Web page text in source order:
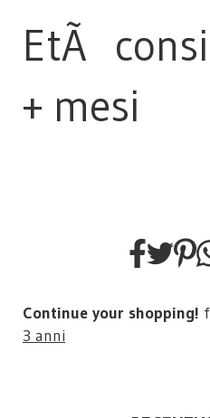
EtÃ
+ mesi
Continue your shopping!
3 anni